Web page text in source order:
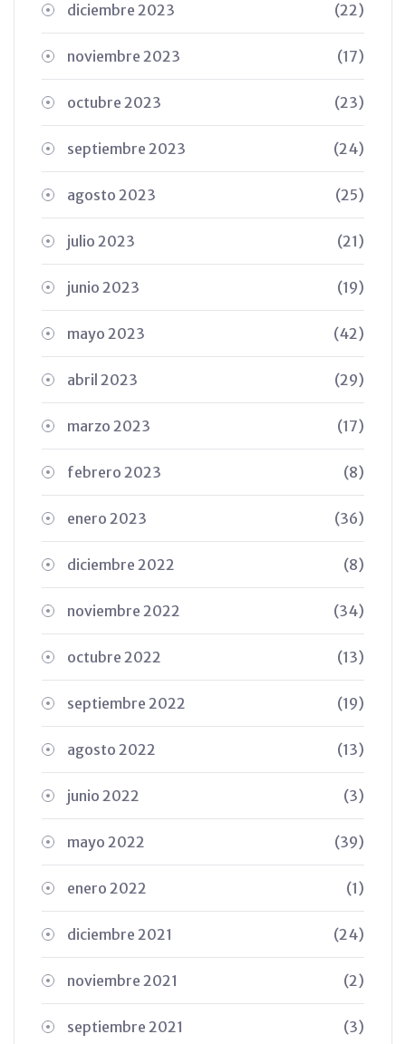
diciembre 2023 (22)
noviembre 2023 (17)
octubre 2023 (23)
septiembre 2023 (24)
agosto 2023 (25)
julio 2023 (21)
junio 2023 (19)
mayo 2023 (42)
abril 2023 (29)
marzo 2023 (17)
febrero 2023 (8)
enero 2023 (36)
diciembre 2022 (8)
noviembre 2022 (34)
octubre 2022 (13)
septiembre 2022 (19)
agosto 2022 (13)
junio 2022 (3)
mayo 2022 (39)
enero 2022 (1)
diciembre 2021 (24)
noviembre 2021 (2)
septiembre 2021 (3)